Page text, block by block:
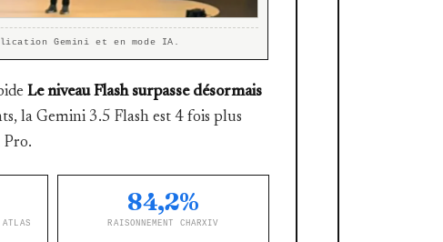
Gemini et en mode IA.
Le niveau Flash surpasse désormais
la Gemini 3.5 Flash est 4 fois plus
Pro.
84,2%
RAISONNEMENT CHARXIV